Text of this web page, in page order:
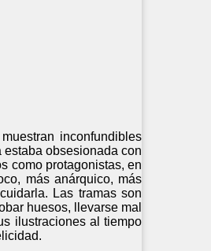
inconfundibles
obsesionada con
como protagonistas, en
más anárquico, más
Las tramas son
huesos, llevarse mal
ilustraciones al tiempo